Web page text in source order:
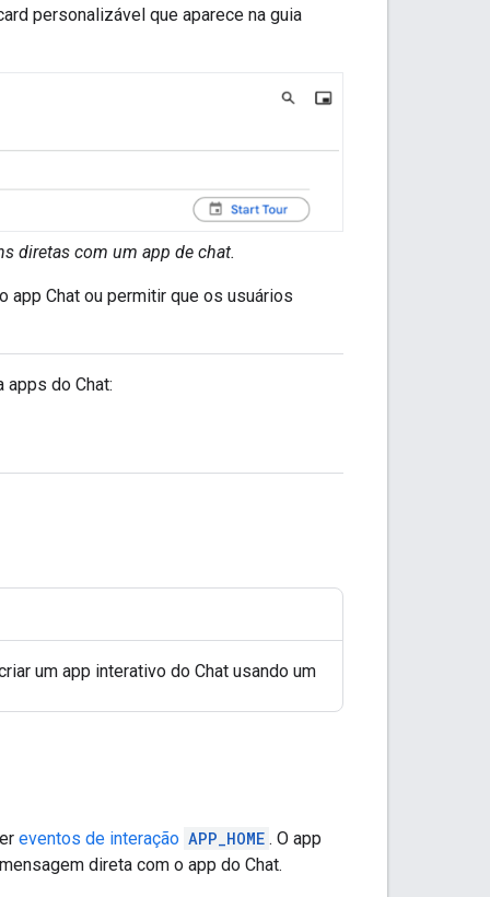
personalizável que aparece na guia
diretas com um app de chat.
app Chat ou permitir que os usuários
apps do Chat:
um app interativo do Chat usando um
eventos de interação APP_HOME . O app
direta com o app do Chat.